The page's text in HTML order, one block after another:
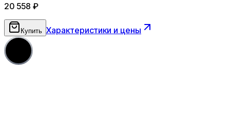
20 558 ₽
Купить Характеристики и цены